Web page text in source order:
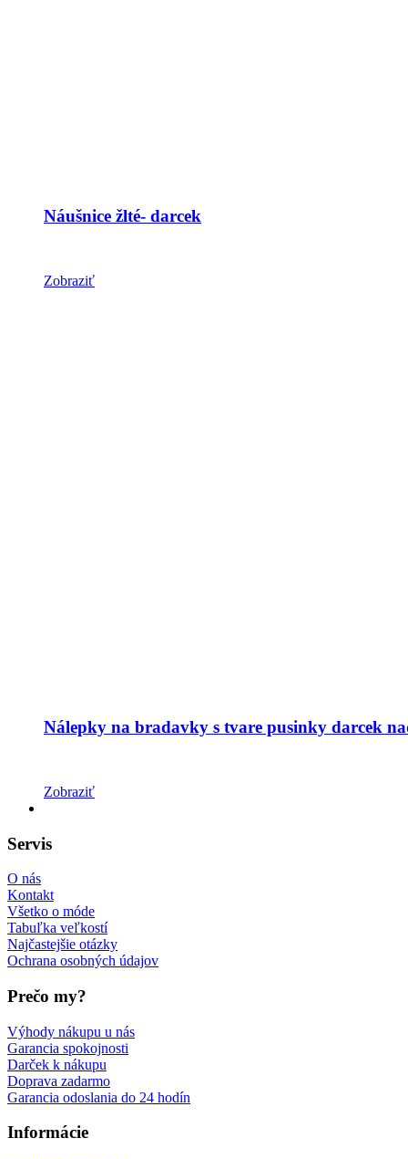
Náušnice žlté- darcek
Zobraziť
Nálepky na bradavky s tvare pusinky darcek
Zobraziť
Servis
O nás
Kontakt
Všetko o móde
Tabuľka veľkostí
Najčastejšie otázky
Ochrana osobných údajov
Prečo my?
Výhody nákupu u nás
Garancia spokojnosti
Darček k nákupu
Doprava zadarmo
Garancia odoslania do 24 hodín
Informácie